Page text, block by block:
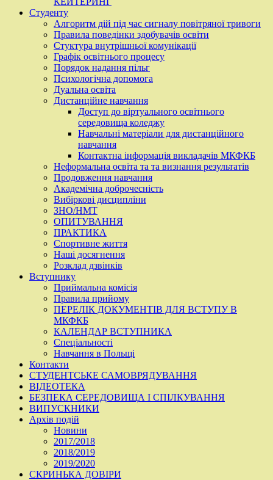
Студенту
Алгоритм дій під час сигналу повітряної тривоги
Правила поведінки здобувачів освіти
Стуктура внутрішньої комунікації
Графік освітнього процесу
Порядок надання пільг
Психологічна допомога
Дуальна освіта
Дистанційне навчання
Доступ до віртуального освітнього
середовища коледжу
Навчальні матеріали для дистанційного
навчання
Контактна інформація викладачів МКФКБ
Неформальна освіта та та визнання результатів
Продовження навчання
Академічна доброчесність
Вибіркові дисципліни
ЗНО/НМТ
ОПИТУВАННЯ
ПРАКТИКА
Спортивне життя
Наші досягнення
Розклад дзвінків
Вступнику
Приймальна комісія
Правила прийому
ПЕРЕЛІК ДОКУМЕНТІВ ДЛЯ ВСТУПУ В
МКФКБ
КАЛЕНДАР ВСТУПНИКА
Спеціальності
Навчання в Польщі
Контакти
СТУДЕНТСЬКЕ САМОВРЯДУВАННЯ
ВІДЕОТЕКА
БЕЗПЕКА СЕРЕДОВИЩА І СПІЛКУВАННЯ
ВИПУСКНИКИ
Архів подій
Новини
2017/2018
2018/2019
2019/2020
СКРИНЬКА ДОВІРИ